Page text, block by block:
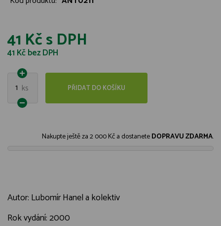
41 Kčs DPH
41 Kčbez DPH
1 ks PŘIDAT DO KOŠÍKU
Nakupte ještě za2 000 Kča dostaneteDOPRAVU ZDARMA.
Autor: Lubomír Hanel a kolektiv
Rok vydání: 2000